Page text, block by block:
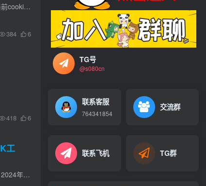
功能：1：设置浏览器cookies2：查看当前cook是否过期3：是否可以登录，获取当前更新的cookies4：获取当前cookies5：验证cookies是否过期6：支持各种网站设置cookies7：检测当前的CK是否可用
384 6
418 6
工
谷歌账号批量提取CK，批量获取出账号的cookie，提取谷歌账号ck工具更新日期：2024年3月26日更新日期：2024年9月2日
TG号
@s080cn
联系客服
764341854
交流群
联系飞机 TG群